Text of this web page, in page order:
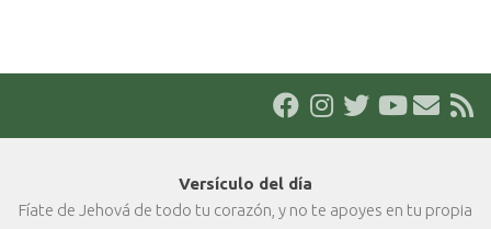
Versículo del día
Fíate de Jehová de todo tu corazón, y no te apoyes en tu propia